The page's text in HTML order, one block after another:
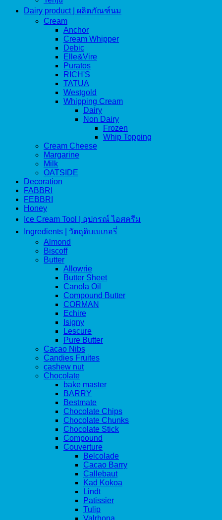
Dairy product | ผลิตภัณฑ์นม
Cream
Anchor
Cream Whipper
Debic
Elle&Vire
Puratos
RICH'S
TATUA
Westgold
Whipping Cream
Dairy
Non Dairy
Frozen
Whip Topping
Cream Cheese
Margarine
Milk
OATSIDE
Decoration
FABBRI
FEBBRI
Honey
Ice Cream Tool | อุปกรณ์ ไอศครีม
Ingredients | วัตถุดิบเบเกอรี่
Almond
Biscoff
Butter
Allowrie
Butter Sheet
Canola Oil
Compound Butter
CORMAN
Echire
Isigny
Lescure
Pure Butter
Cacao Nibs
Candies Fruites
cashew nut
Chocolate
bake master
BARRY
Bestmate
Chocolate Chips
Chocolate Chunks
Chocolate Stick
Compound
Couverture
Belcolade
Cacao Barry
Callebaut
Kad Kokoa
Lindt
Patissier
Tulip
Valrhona